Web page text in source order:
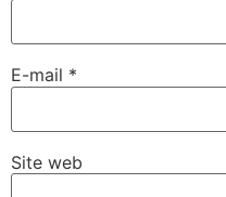
E-mail *
Site web